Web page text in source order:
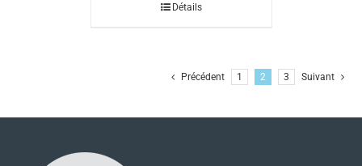
Détails
Précédent 1 2 3 Suivant